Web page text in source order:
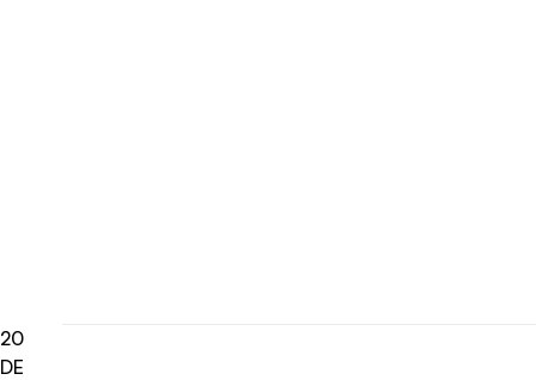
20
DE